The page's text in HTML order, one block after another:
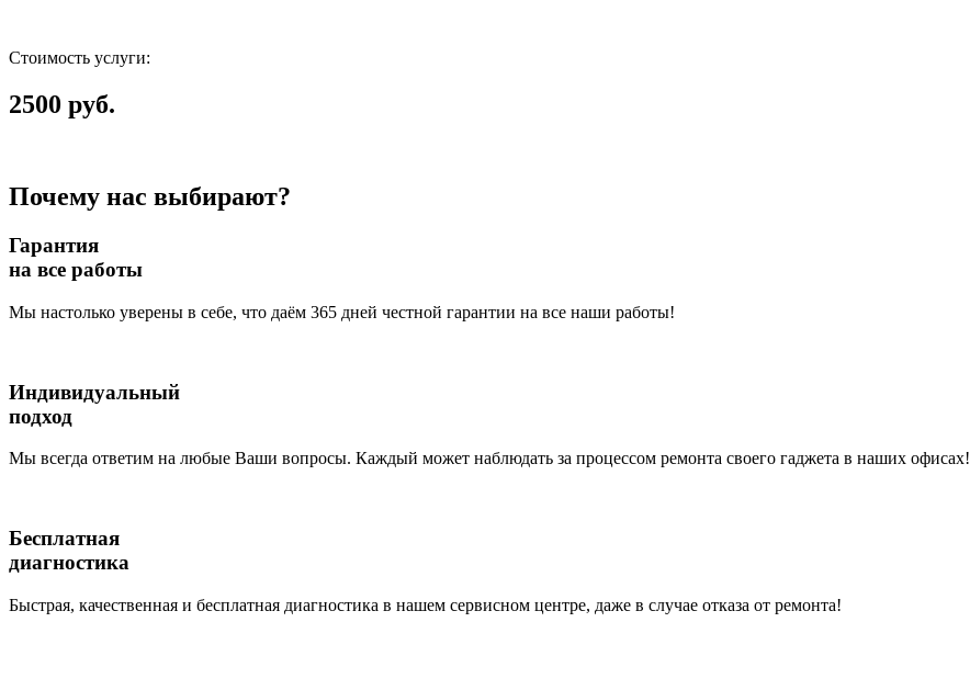
Стоимость услуги:
2500 руб.
Почему нас выбирают?
Гарантия
на все работы
Мы настолько уверены в себе, что даём 365 дней честной гарантии на все наши работы!
Индивидуальный
подход
Мы всегда ответим на любые Ваши вопросы. Каждый может наблюдать за процессом ремонта своего гаджета в наших офисах!
Бесплатная
диагностика
Быстрая, качественная и бесплатная диагностика в нашем сервисном центре, даже в случае отказа от ремонта!